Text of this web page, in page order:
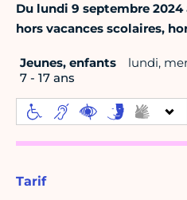
Du lundi 9 septembre 2024
hors vacances scolaires,
Jeunes, enfants
7 - 17 ans
lundi,
Tarif